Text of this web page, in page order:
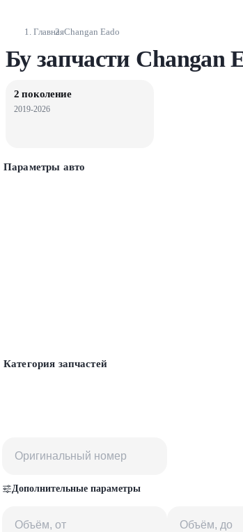
ГлавнаяChangan Eado
Бу запчасти Changan
2 поколение
2019-2026
Параметры авто
Категория запчастей
Дополнительные параметры